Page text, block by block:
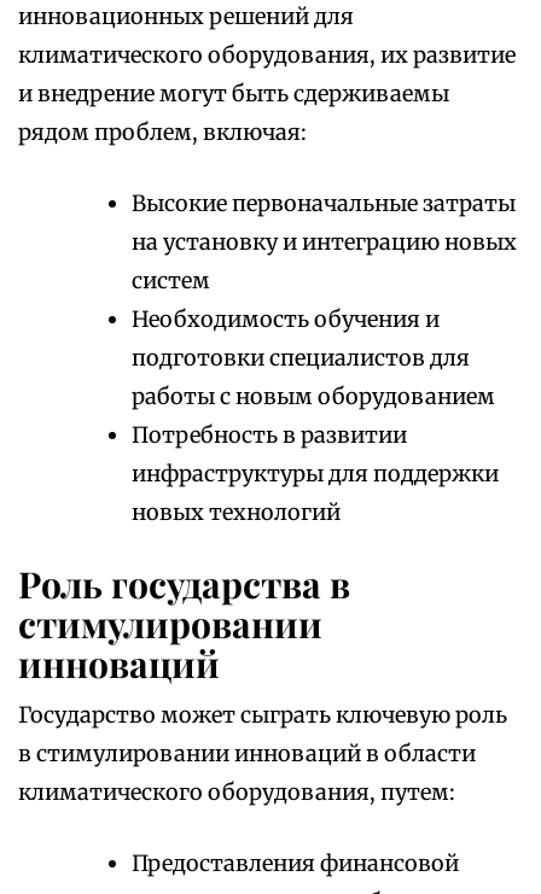
инновационных решений для
климатического оборудования, их развитие
и внедрение могут быть сдерживаемы
рядом проблем, включая:
Высокие первоначальные затраты
на установку и интеграцию новых
систем
Необходимость обучения и
подготовки специалистов для
работы с новым оборудованием
Потребность в развитии
инфраструктуры для поддержки
новых технологий
Роль государства в
стимулировании
инноваций
Государство может сыграть ключевую роль
в стимулировании инноваций в области
климатического оборудования, путем:
Предоставления финансовой